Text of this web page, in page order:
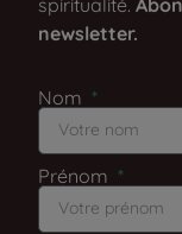
newsletter.
Nom
Prénom